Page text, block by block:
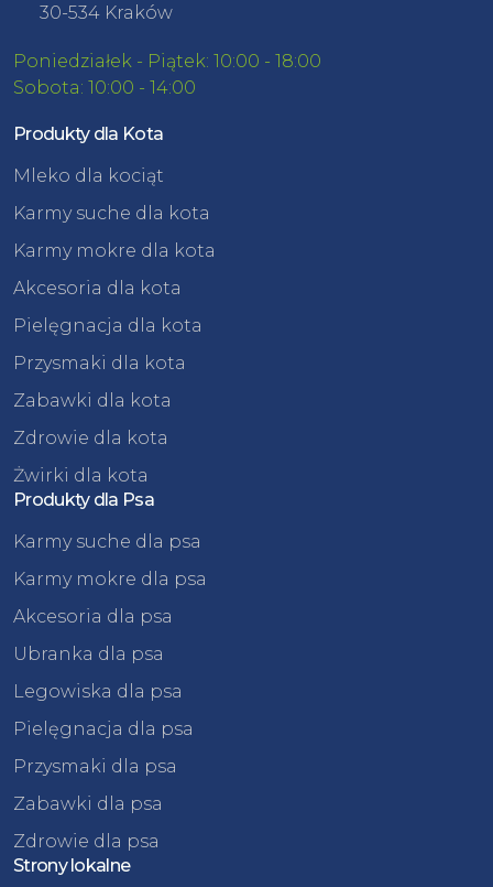
30-534 Kraków
Poniedziałek - Piątek: 10:00 - 18:00
Sobota: 10:00 - 14:00
Produkty dla Kota
Mleko dla kociąt
Karmy suche dla kota
Karmy mokre dla kota
Akcesoria dla kota
Pielęgnacja dla kota
Przysmaki dla kota
Zabawki dla kota
Zdrowie dla kota
Żwirki dla kota
Produkty dla Psa
Karmy suche dla psa
Karmy mokre dla psa
Akcesoria dla psa
Ubranka dla psa
Legowiska dla psa
Pielęgnacja dla psa
Przysmaki dla psa
Zabawki dla psa
Zdrowie dla psa
Strony lokalne